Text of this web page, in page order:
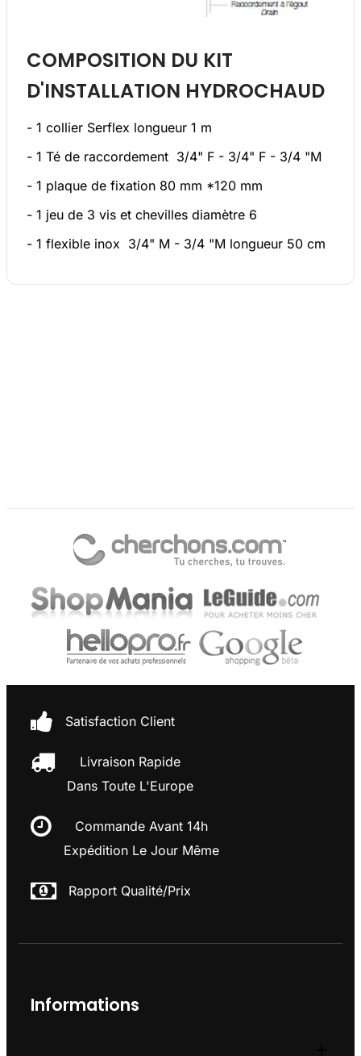
COMPOSITION DU KIT
D'INSTALLATION HYDROCHAUD
- 1 collier Serflex longueur 1 m
- 1 Té de raccordement 3/4" F - 3/4" F - 3/4 "M
- 1 plaque de fixation 80 mm *120 mm
- 1 jeu de 3 vis et chevilles diamètre 6
- 1 flexible inox 3/4" M - 3/4 "M longueur 50 cm
Satisfaction Client
Livraison Rapide
Dans Toute L'Europe
Commande Avant 14h
Expédition Le Jour Même
Rapport Qualité/prix
Informations